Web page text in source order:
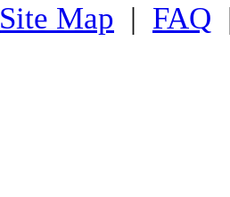
Site Map | FAQ